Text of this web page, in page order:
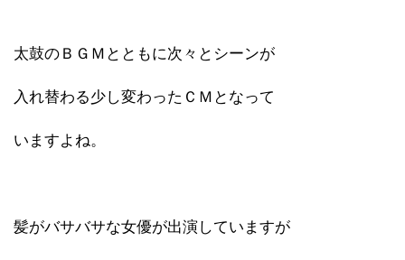
太鼓のＢＧＭとともに次々とシーンが
入れ替わる少し変わったＣＭとなって
いますよね。
髪がバサバサな女優が出演していますが